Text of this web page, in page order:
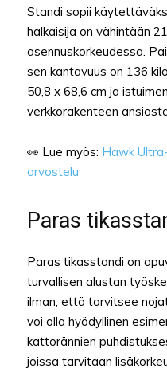
Standi sopii
halkaisija on vähintään
asennuskorkeudessa.
sen kantavuus on 136
50,8 x 68,6 cm ja
verkkorakenteen
👀 Lue myös: Hawk
arvostelu
Paras
Paras tikasstandi on
turvallisen alustan
ilman, että tarvitsee
voi olla hyödyllinen
kattorännien
joissa tarvitaan